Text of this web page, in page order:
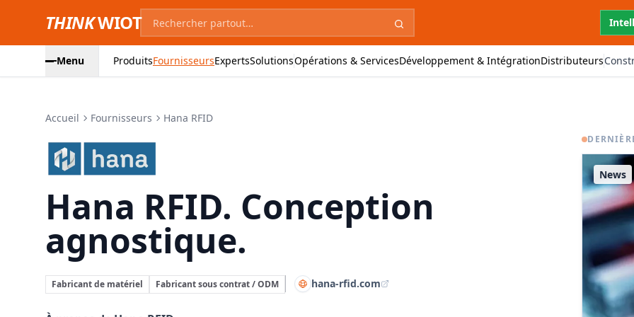
THINKWIOT
Menu ProduitsFournisseursExpertsSolutionsOpérations & ServicesDéveloppement & IntégrationDistributeurs
Accueil Fournisseurs Hana RFID
Hana RFID:
Hana RFID. Conception
agnostique.
Fabricant de matériel Fabricant sous contrat / ODM hana-rfid.com
News